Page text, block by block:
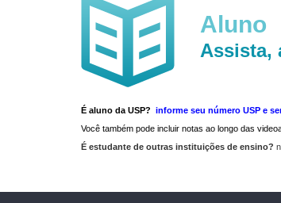
Aluno
Assista,
É aluno da USP? informe seu número USP e
Você também pode incluir notas ao longo das
É estudante de outras instituições de ensino?